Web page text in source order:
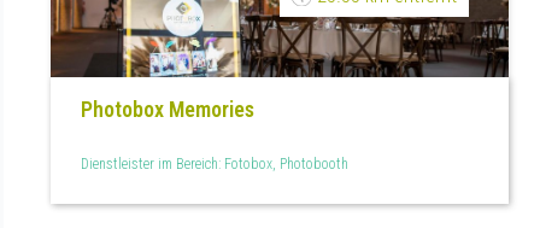
Photobox Memories
Dienstleister im Bereich: Fotobox, Photobooth